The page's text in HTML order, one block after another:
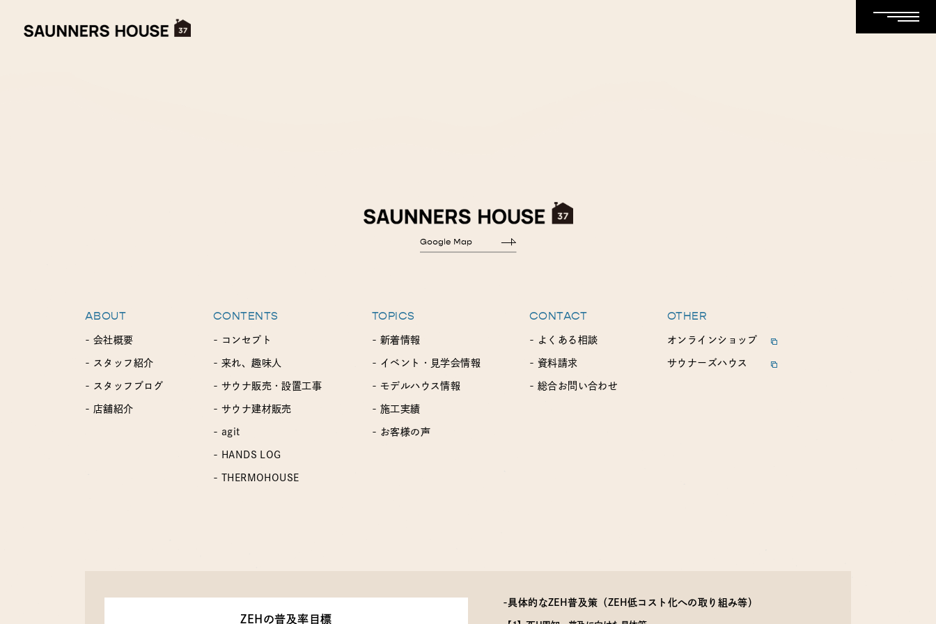
ABOUT
- 会社概要
- スタッフ紹介
- スタッフブログ
- 店舗紹介
CONTENTS
- コンセプト
- 来れ、趣味人
- サウナ販売・設置工事
- サウナ建材販売
- agit
- HANDS LOG
- THERMOHOUSE
TOPICS
- 新着情報
- イベント・見学会情報
- モデルハウス情報
- 施工実績
- お客様の声
CONTACT
- よくある相談
- 資料請求
- 総合お問い合わせ
OTHER
オンラインショップ
サウナーズハウス
ZEHの普及率目標
-具体的なZEH普及策 （ZEH低コスト化への取り組み等）